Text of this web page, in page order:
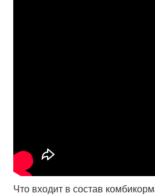
Что входит в состав